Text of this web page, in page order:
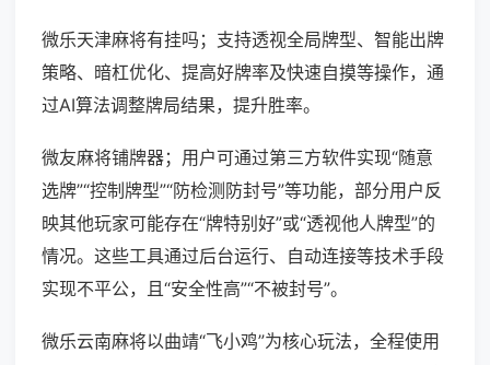
微乐天津麻将有挂吗；支持透视全局牌型、智能出牌
策略、暗杠优化、提高好牌率及快速自摸等操作，通
过AI算法调整牌局结果，提升胜率。
微友麻将铺牌器；用户可通过第三方软件实现“随意
选牌”“控制牌型”“防检测防封号”等功能，部分用户反
映其他玩家可能存在“牌特别好”或“透视他人牌型”的
情况。这些工具通过后台运行、自动连接等技术手段
实现不平公，且“安全性高”“不被封号”。
微乐云南麻将以曲靖“飞小鸡”为核心玩法，全程使用